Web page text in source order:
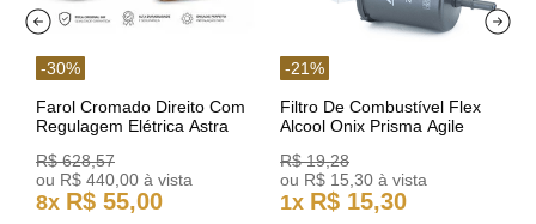
-30%
Farol Cromado Direito Com
Regulagem Elétrica Astra
R$ 628,57
ou R$ 440 00 à vista
8x R$ 55,00
-21%
Filtro De Combustível Flex
Alcool Onix Prisma Agile
25FC0225 ACDelco
R$ 19,28
ou R$ 15 30 à vista
1x R$ 15,30